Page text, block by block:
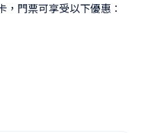
門票可享受以下優惠：